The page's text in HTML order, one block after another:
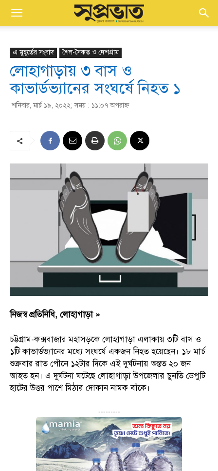
এ মুহূর্তের সংবাদ শৈল-সৈকত ও দেশগ্রাম
লোহাগাড়ায় ৩ বাস ও
কাভার্ডভ্যানের সংঘর্ষে নিহত ১
শনিবার, মার্চ ১৯, ২০২২; সময় : ১১:০৭ অপরাহ্ণ
নিজস্ব প্রতিনিধি, লোহাগাড়া »
চট্টগ্রাম-কক্সবাজার মহাসড়কে লোহাগাড়া এলাকায় ৩টি বাস ও
১টি কাভার্ডভ্যানের মধ্যে সংঘর্ষে একজন নিহত হয়েছেন। ১৮ মার্চ
শুক্রবার রাত পৌনে ১২টার দিকে এই দুর্ঘটনায় অন্তত ২০ জন
আহত হন। এ দুর্ঘটনা ঘটেছে লোহাগাড়া উপজেলার চুনতি ডেপুটি
হাটের উত্তর পাশে মিঠার দোকান নামক বাঁকে।
---------